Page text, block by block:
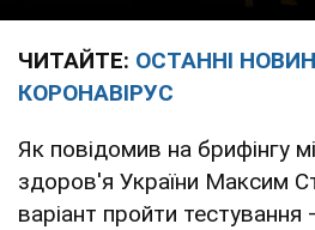
ЧИТАЙТЕ: ОСТАННІ
КОРОНАВІРУС
Як повідомив на брифінгу
здоров'я України Максим
варіант пройти тестування